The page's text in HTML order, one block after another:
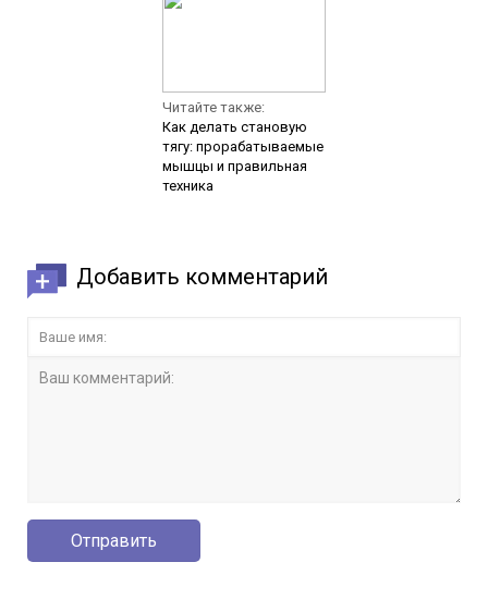
Читайте также:
Как делать становую
тягу: прорабатываемые
мышцы и правильная
техника
Добавить комментарий